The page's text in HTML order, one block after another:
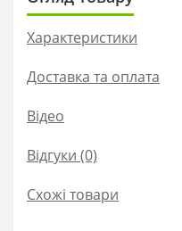
Характеристики
Доставка та оплата
Вiдео
Відгуки (0)
Схожі товари